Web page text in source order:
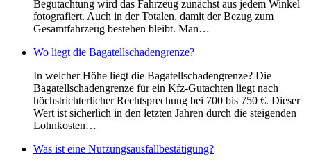
Begutachtung wird das Fahrzeug zunächst aus jedem Winkel
fotografiert. Auch in der Totalen, damit der Bezug zum
Gesamtfahrzeug bestehen bleibt. Man…
Wo liegt die Bagatellschadengrenze?
In welcher Höhe liegt die Bagatellschadengrenze? Die
Bagatellschadengrenze für ein Kfz-Gutachten liegt nach
höchstrichterlicher Rechtsprechung bei 700 bis 750 €. Dieser
Wert ist sicherlich in den letzten Jahren durch die steigenden
Lohnkosten…
Was ist eine Nutzungsausfallbestätigung?